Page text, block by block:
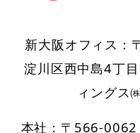
新大阪オフィス
淀川区西中島4丁
ィングス
本社：〒566-0062